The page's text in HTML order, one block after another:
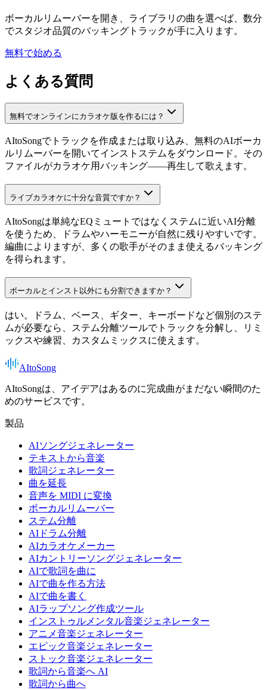
ボーカルリムーバーを開き、ライブラリの曲を選べば、数分
でスタジオ品質のバッキングトラックが手に入ります。
無料で始める
よくある質問
無料でオンラインにカラオケ版を作るには？
AItoSongでトラックを作成または取り込み、無料のAIボーカ
ルリムーバーを開いてインストステムをダウンロード。その
ファイルがカラオケ用バッキング——再生して歌えます。
ライブカラオケに十分な音質ですか？
AItoSongは単純なEQミュートではなくステムに近いAI分離
を使うため、ドラムやハーモニーが自然に残りやすいです。
編曲によりますが、多くの歌手がそのまま使えるバッキング
を得られます。
ボーカルとインスト以外にも分割できますか？
はい。ドラム、ベース、ギター、キーボードなど個別のステ
ムが必要なら、ステム分離ツールでトラックを分解し、リミ
ックスや練習、カスタムミックスに使えます。
AItoSong
AItoSongは、アイデアはあるのに完成曲がまだない瞬間のた
めのサービスです。
製品
AIソングジェネレーター
テキストから音楽
歌詞ジェネレーター
曲を延長
音声を MIDI に変換
ボーカルリムーバー
ステム分離
AIドラム分離
AIカラオケメーカー
AIカントリーソングジェネレーター
AIで歌詞を曲に
AIで曲を作る方法
AIで曲を書く
AIラップソング作成ツール
インストゥルメンタル音楽ジェネレーター
アニメ音楽ジェネレーター
エピック音楽ジェネレーター
ストック音楽ジェネレーター
歌詞から音楽へ AI
歌詞から曲へ